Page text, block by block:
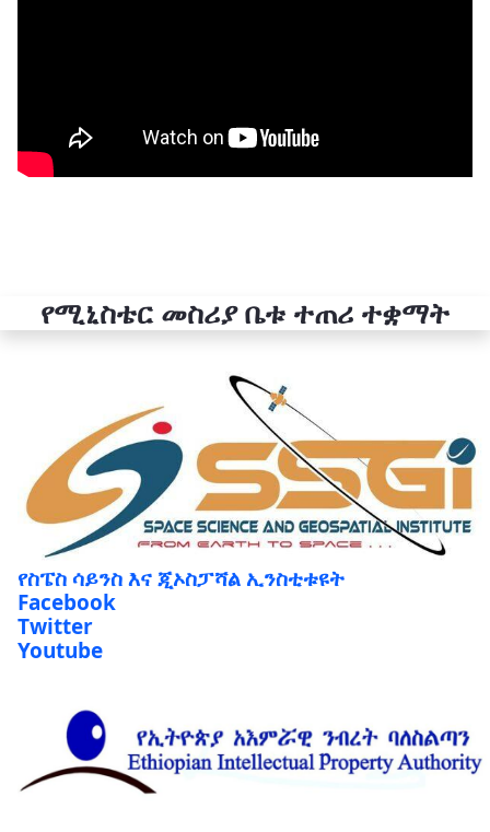
የሚኒስቴር መስሪያ ቤቱ ተጠሪ ተቋማት
የስፔስ ሳይንስ እና ጂኦስፓሻል ኢንስቲቱዩት
Facebook
Twitter
Youtube